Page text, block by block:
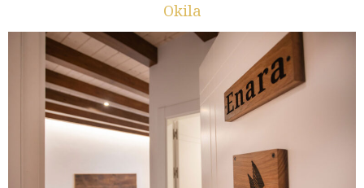
Okila